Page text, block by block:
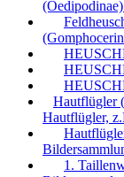
Hautflügler
Hautflügler,
1.